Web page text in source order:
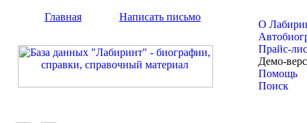
Главная Написать письмо
О
Прайс-
Демо-
Помощь
Поиск